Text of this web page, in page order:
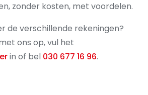
zonder kosten, met voordelen.
de verschillende rekeningen?
ons op, vul het
in of bel 030 677 16 96.